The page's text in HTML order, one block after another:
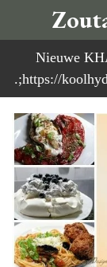
direct
naar
de
Nieuwe
.;https://